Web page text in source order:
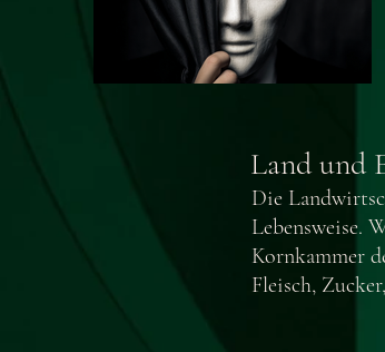
Land und
Die
Lebensweise.
Kornkammer
Fleisch,